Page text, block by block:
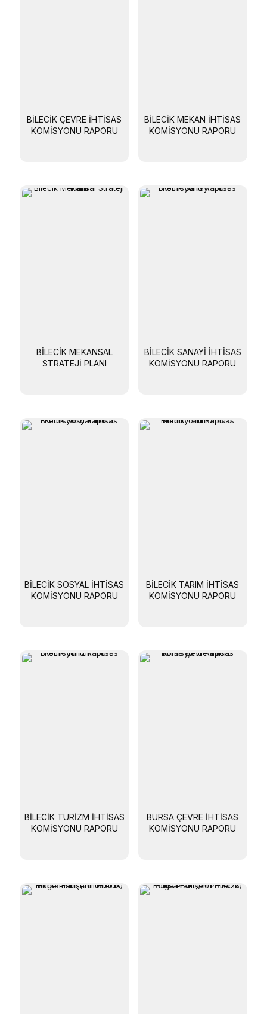
BILECIK ÇEVRE İHTISAS
KOMISYONU RAPORU
BILECIK MEKAN İHTISAS
KOMISYONU RAPORU
BILECIK MEKANSAL
STRATEJI PLANI
BILECIK SANAYI İHTISAS
KOMISYONU RAPORU
BILECIK SOSYAL İHTISAS
KOMISYONU RAPORU
BILECIK TARIM İHTISAS
KOMISYONU RAPORU
BILECIK TURIZM İHTISAS
KOMISYONU RAPORU
BURSA ÇEVRE İHTISAS
KOMISYONU RAPORU